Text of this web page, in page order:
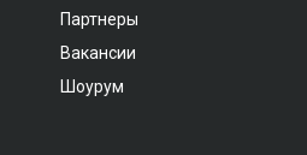
Партнеры
Вакансии
Шоурум